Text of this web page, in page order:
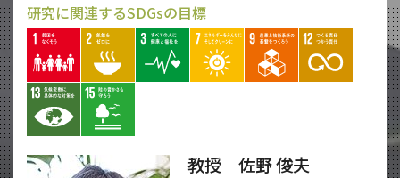
研究に関連するSDGsの目標
教授 佐野 俊夫